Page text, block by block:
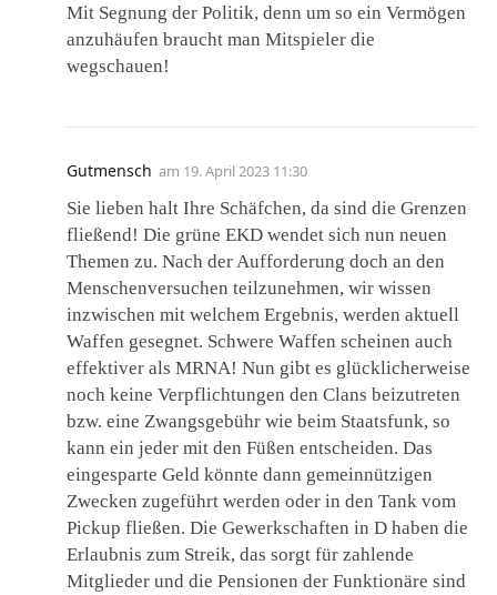
Mit Segnung der Politik, denn um so ein Vermögen
anzuhäufen braucht man Mitspieler die
wegschauen!
Gutmensch am 19. April 2023 11:30
Sie lieben halt Ihre Schäfchen, da sind die Grenzen
fließend! Die grüne EKD wendet sich nun neuen
Themen zu. Nach der Aufforderung doch an den
Menschenversuchen teilzunehmen, wir wissen
inzwischen mit welchem Ergebnis, werden aktuell
Waffen gesegnet. Schwere Waffen scheinen auch
effektiver als MRNA! Nun gibt es glücklicherweise
noch keine Verpflichtungen den Clans beizutreten
bzw. eine Zwangsgebühr wie beim Staatsfunk, so
kann ein jeder mit den Füßen entscheiden. Das
eingesparte Geld könnte dann gemeinnützigen
Zwecken zugeführt werden oder in den Tank vom
Pickup fließen. Die Gewerkschaften in D haben die
Erlaubnis zum Streik, das sorgt für zahlende
Mitglieder und die Pensionen der Funktionäre sind